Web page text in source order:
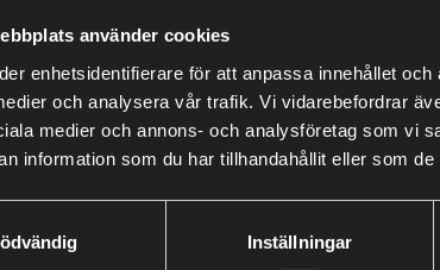
använder cookies
enhetsidentifierare för att anpassa innehållet
och analysera vår trafik. Vi vidarebefordrar
medier och annons- och analysföretag som vi
information som du har tillhandahållit eller som
Inställningar